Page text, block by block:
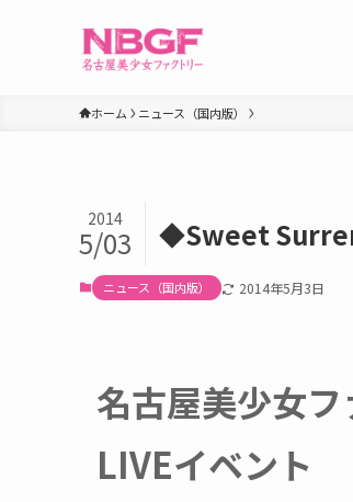
ホーム ニュース（国内版）
◆Sweet
2014
5/03
ニュース（国内版） 2014年5月3日
名古屋美少女
LIVEイベント